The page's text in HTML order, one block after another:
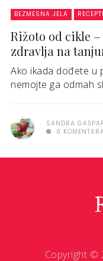
BEZMESNA JELA RECEPTI
Rižoto od cikle
zdravlja na
Ako ikada dođete u
nemojte ga odmah
SANDRA
0 KOMENTARA
Copyright ©